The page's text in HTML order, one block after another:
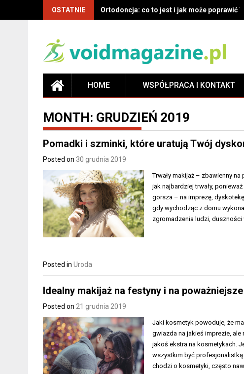
OSTATNIE Co musisz wiedzieć o ortodoncji: definicje,
HOME WSPÓŁPRACA I KONTAKT
MONTH: GRUDZIEŃ 2019
Pomadki i szminki, które uratują Twój
Posted on 30 grudnia 2019
Trwały makijaż – zbawienny
jak najbardziej trwały,
gorsza – na imprezę,
gdy wychodząc z domu
zgromadzenia ludzi, duszności
Posted in Uroda
Idealny makijaż na festyny i na
Posted on 21 grudnia 2019
Jaki kosmetyk powoduje, że
gwiazda na jakieś imprezie, ale
jakoś ekstra na kosmetykach.
wszystkim być
chodzi o kosmetyki, często